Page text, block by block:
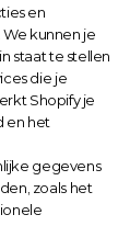
en
kunnen je
staat te stellen
die je
Shopify je
en het
gegevens
zoals het